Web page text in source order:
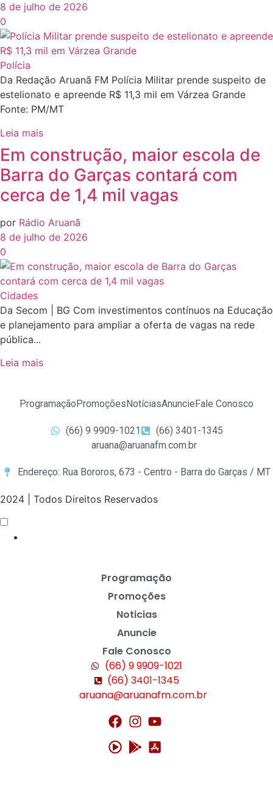
8 de julho de 2026
0
Polícia
Da Redação Aruanã FM Polícia Militar prende suspeito de
estelionato e apreende R$ 11,3 mil em Várzea Grande
Fonte: PM/MT
Leia mais
Em construção, maior escola de
Barra do Garças contará com
cerca de 1,4 mil vagas
por Rádio Aruanã
8 de julho de 2026
0
Cidades
Da Secom | BG Com investimentos contínuos na Educação
e planejamento para ampliar a oferta de vagas na rede
pública...
Leia mais
ProgramaçãoPromoçõesNotíciasAnuncieFale Conosco
(66) 9 9909-1021
(66) 3401-1345
aruana@aruanafm.com.br
Endereço: Rua Bororos, 673 - Centro - Barra do Garças / MT
2024 | Todos Direitos Reservados
Programação
Promoções
Noticias
Anuncie
Fale Conosco
(66) 9 9909-1021
(66) 3401-1345
aruana@aruanafm.com.br